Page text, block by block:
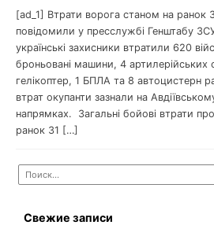
[ad_1] Втрати ворога станом на
повідомили у пресслужбі Генштабу
українські захисники втратили 620
броньовані машини, 4 артилерійських
гелікоптер, 1 БПЛА та 8 автоцистерн
втрат окупанти зазнали на
напрямках. Загальні бойові втрати
ранок 31 […]
Найти:
Свежие записи